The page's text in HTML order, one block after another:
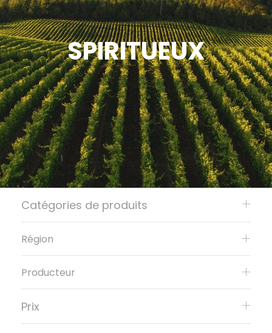
SPIRITUEUX
Catégories de produits
Région
Producteur
Prix